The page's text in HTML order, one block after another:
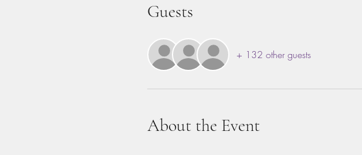
Guests
+ 132 other guests
About the Event